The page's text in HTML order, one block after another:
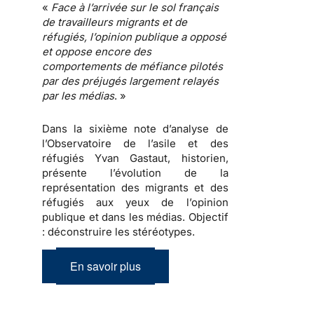
« Face à l’arrivée sur le sol français
de travailleurs migrants et de
réfugiés, l’opinion publique a opposé
et oppose encore des
comportements de méfiancepilotés
par des préjugéslargement relayés
par les médias. »
Dans la sixième note d’analyse de
l’Observatoire de l’asile et des
réfugiés Yvan Gastaut, historien,
présente l’évolution de la
représentation des migrants et des
réfugiés aux yeux de l’opinion
publique et dans les médias. Objectif
: déconstruire les stéréotypes.
En savoir plus